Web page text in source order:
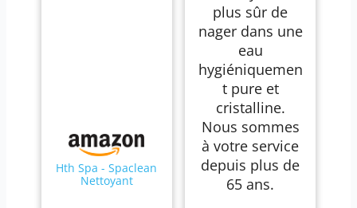
Hth Spa - Spaclean
Nettoyant
plus sûr de
nager dans une
eau
hygiéniquemen
t pure et
cristalline.
Nous sommes
à votre service
depuis plus de
65 ans.